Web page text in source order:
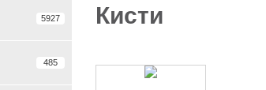
5927
485
Кисти